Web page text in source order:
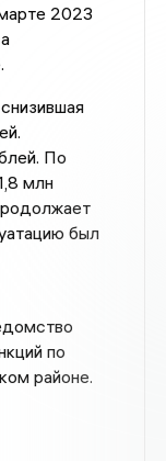
2023
По
млн
был
по
районе.